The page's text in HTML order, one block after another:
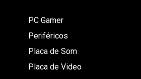
Vídeo (máx.)_filtro
PC Gamer
Periféricos
Placa de Som
Placa de Video